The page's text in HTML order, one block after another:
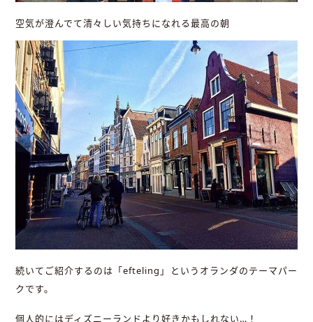
空気が澄んでて清々しい気持ちになれる最高の朝
続いてご紹介するのは「efteling」というオランダのテーマパー
クです。
個人的にはディズニーランドより好きかもしれない…！